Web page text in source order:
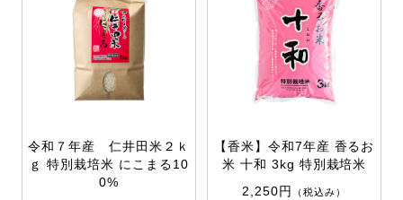
令和７年産 仁井田米２ｋ
ｇ 特別栽培米 にこまる10
0%
【香米】令和7年産 香るお
米 十和 3kg 特別栽培米
2,250円
（税込み）